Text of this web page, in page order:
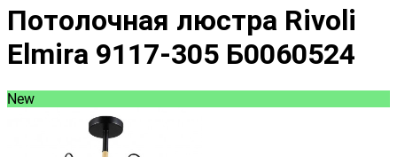
Потолочная люстра Rivoli
Elmira 9117-305 Б0060524
New